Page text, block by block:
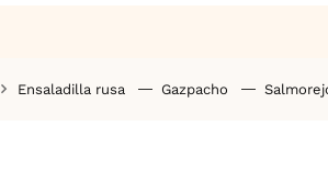
Ensaladilla rusa Gazpacho